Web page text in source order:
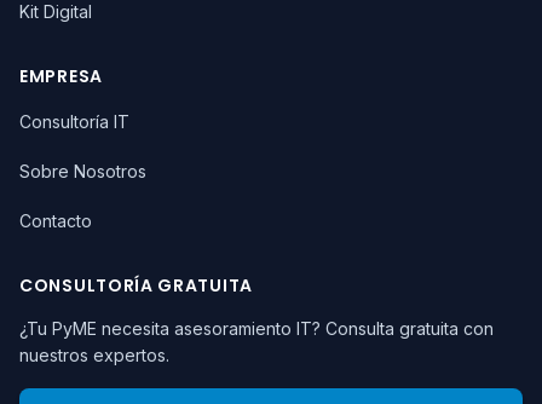
Kit Digital
EMPRESA
Consultoría IT
Sobre Nosotros
Contacto
CONSULTORÍA GRATUITA
¿Tu PyME necesita asesoramiento IT? Consulta gratuita con
nuestros expertos.